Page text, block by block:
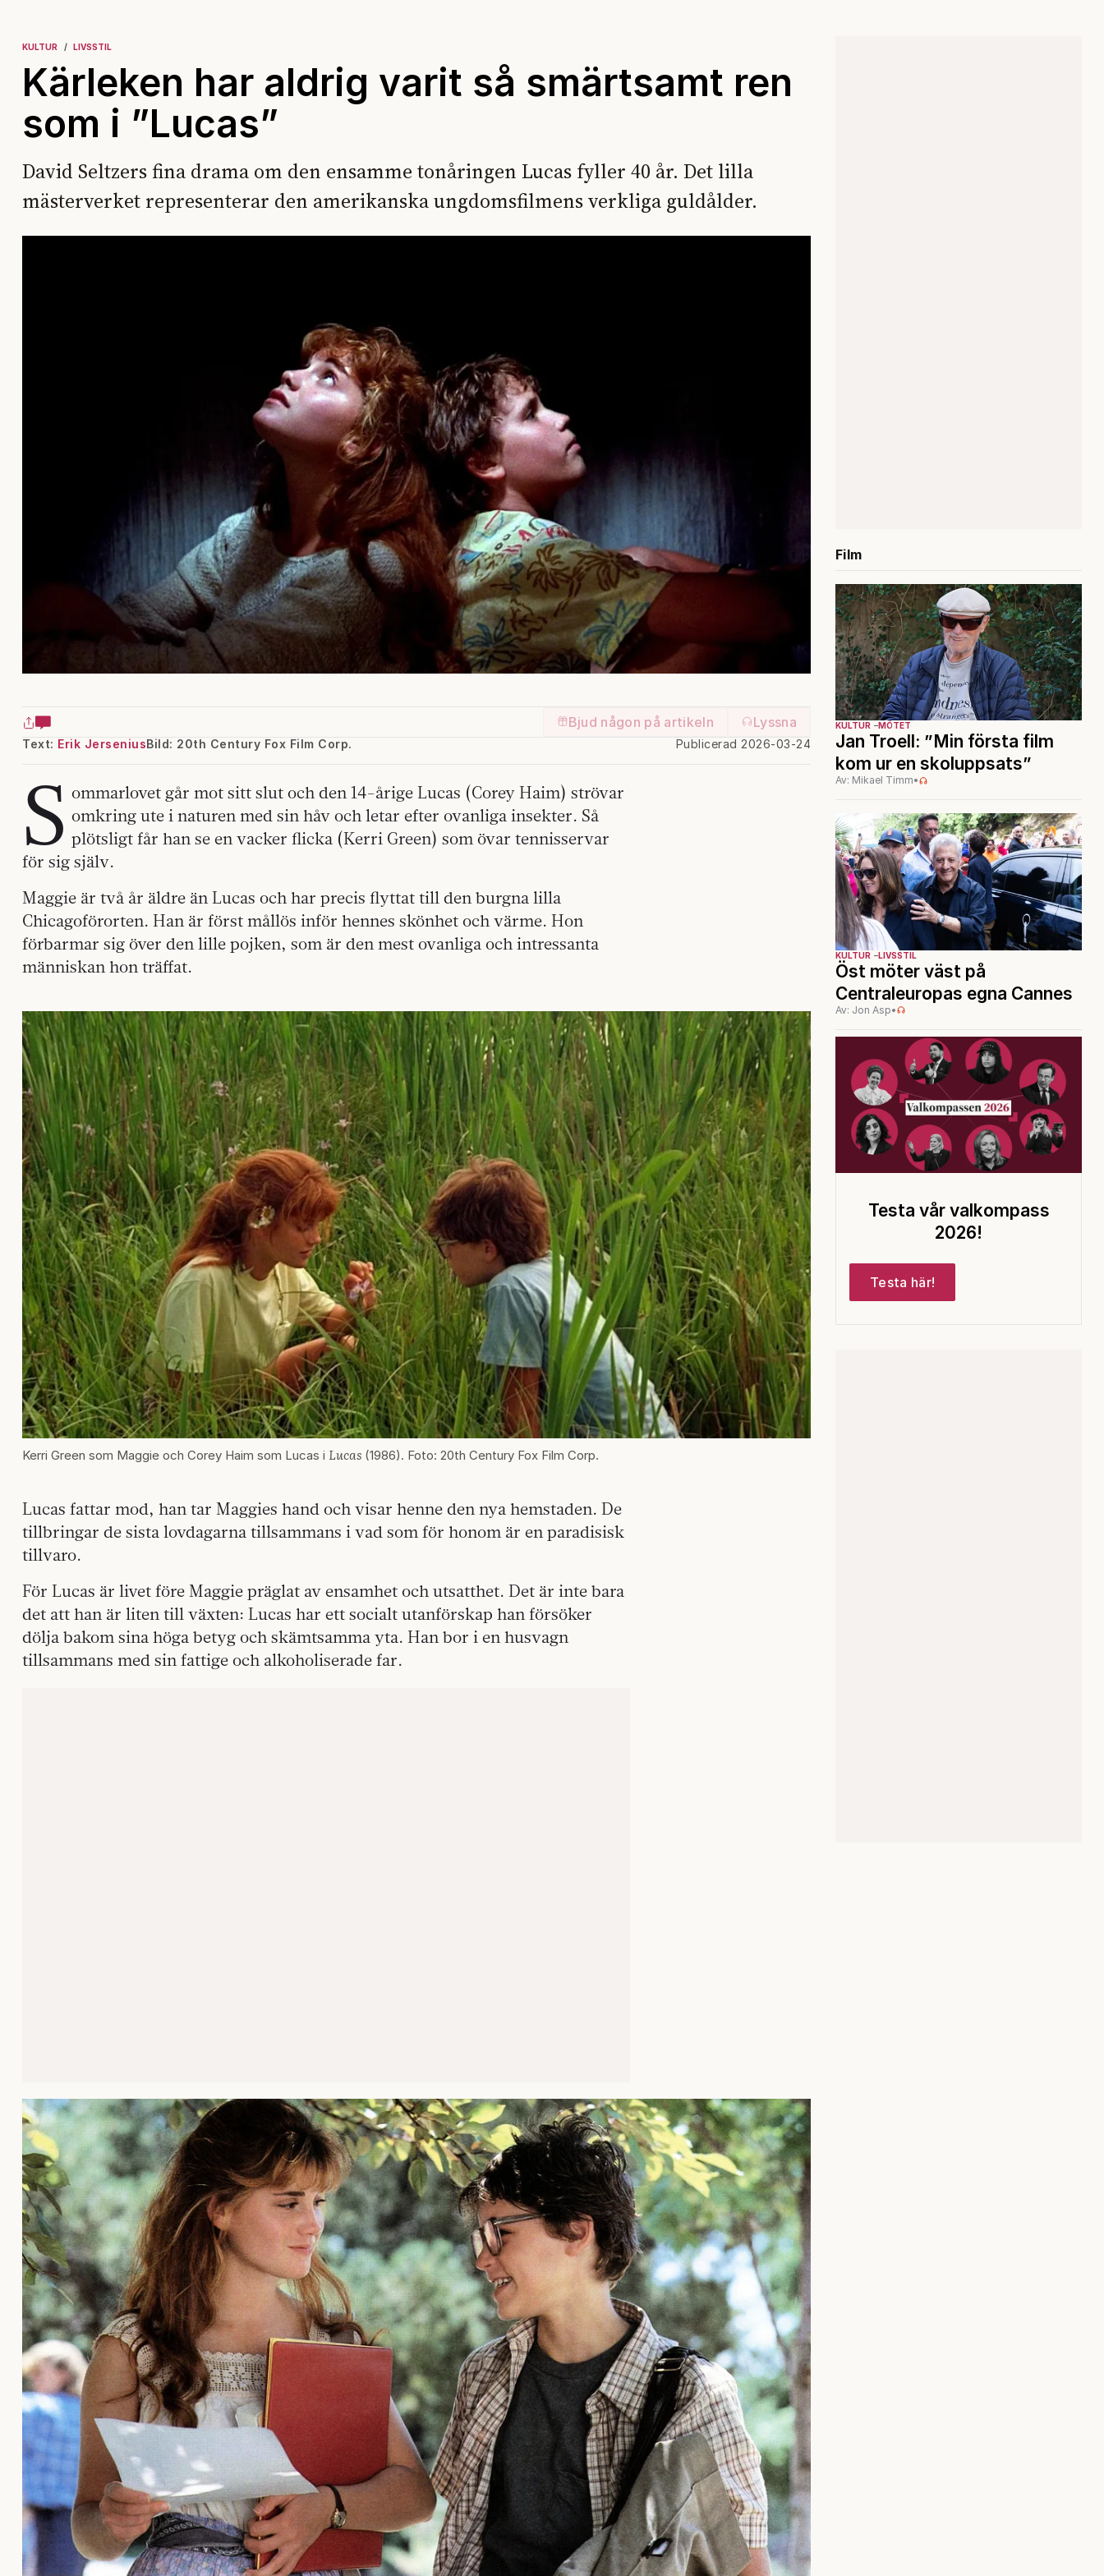
KULTUR LIVSSTIL
Kärleken har aldrig varit så smärtsamt ren
som i ”Lucas”
David Seltzers fina drama om den ensamme tonåringen Lucas fyller 40 år. Det lilla
mästerverket representerar den amerikanska ungdomsfilmens verkliga guldålder.
Bjud någon på artikeln Lyssna
Text: Erik Jersenius Publicerad 2026-03-24
Bild: 20th Century Fox Film Corp.
S ommarlovet går mot sitt slut och den 14-årige Lucas (Corey Haim) strövar
omkring ute i naturen med sin håv och letar efter ovanliga insekter. Så
plötsligt får han se en vacker flicka (Kerri Green) som övar tennisservar
för sig själv.
Maggie är två år äldre än Lucas och har precis flyttat till den burgna lilla
Chicagoförorten. Han är först mållös inför hennes skönhet och värme. Hon
förbarmar sig över den lille pojken, som är den mest ovanliga och intressanta
människan hon träffat.
Kerri Green som Maggie och Corey Haim som Lucas i Lucas (1986). Foto: 20th Century Fox Film Corp.
Lucas fattar mod, han tar Maggies hand och visar henne den nya hemstaden. De
tillbringar de sista lovdagarna tillsammans i vad som för honom är en paradisisk
tillvaro.
För Lucas är livet före Maggie präglat av ensamhet och utsatthet. Det är inte bara
det att han är liten till växten: Lucas har ett socialt utanförskap han försöker
dölja bakom sina höga betyg och skämtsamma yta. Han bor i en husvagn
tillsammans med sin fattige och alkoholiserade far.
Film
KULTUR MÖTET
Jan Troell: ”Min första film
kom ur en skoluppsats”
Av: Mikael Timm•
KULTUR LIVSSTIL
Öst möter väst på
Centraleuropas egna Cannes
Av: Jon Asp•
Testa vår valkompass
2026!
Testa här!